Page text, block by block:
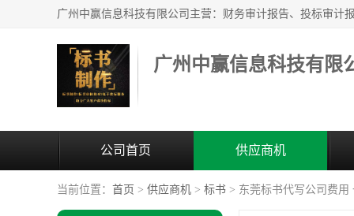
广州中赢信息科技有限
公司首页 供应商机
当前位置： 首页 > 供应商机 > 标书 > 东莞标书代写公司费用